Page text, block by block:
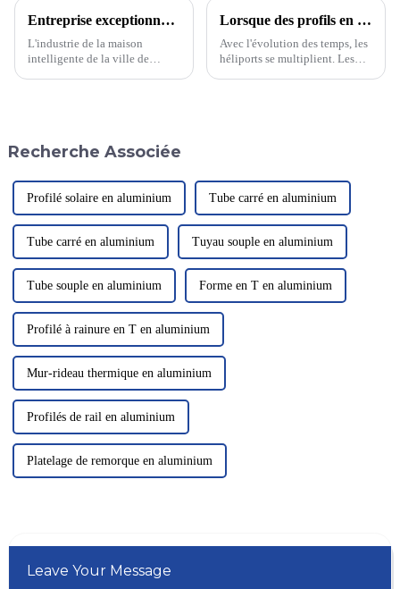
Entreprise exceptionnelle dans la ville de Lishui, ville de Foshan
L'industrie de la maison
intelligente de la ville de
Lorsque des profils en aluminium sont combinés, pensez-vous qu'il s'agit d'un filet de sécurité pour périmètre d'héliport ?
Avec l'évolution des temps, les
héliports se multiplient. Les
Recherche Associée
Profilé solaire en aluminium Tube carré en aluminium
Tube carré en aluminium Tuyau souple en aluminium
Tube souple en aluminium Forme en T en aluminium
Profilé à rainure en T en aluminium
Mur-rideau thermique en aluminium
Profilés de rail en aluminium
Platelage de remorque en aluminium
Leave Your Message